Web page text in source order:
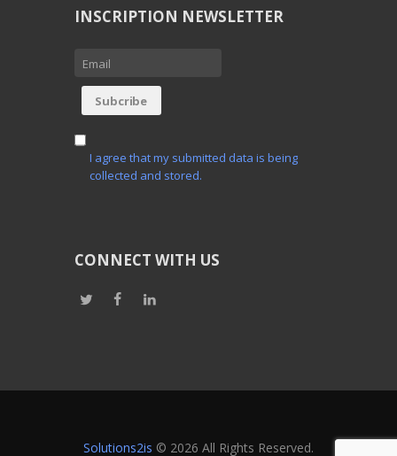
INSCRIPTION NEWSLETTER
I agree that my submitted data is being
collected and stored.
CONNECT WITH US
Solutions2is © 2026 All Rights Reserved.